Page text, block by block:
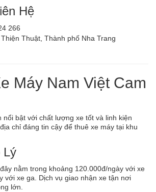
Hệ
266
Thuật, Thành phố Nha Trang
Máy Nam Việt Cam
nổi bật với chất lượng xe tốt và linh kiện
chỉ đáng tin cậy để thuê xe máy tại khu
Lý
nằm trong khoảng 120.000đ/ngày với xe
với xe ga. Dịch vụ giao nhận xe tận nơi
lớn.